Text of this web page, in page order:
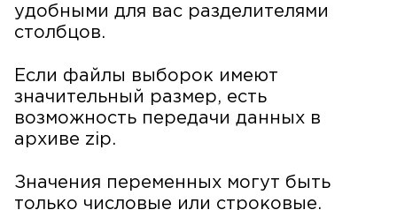
удобными для вас разделителями
столбцов.
Если файлы выборок имеют
значительный размер, есть
возможность передачи данных в
архиве zip.
Значения переменных могут быть
только числовые или строковые.